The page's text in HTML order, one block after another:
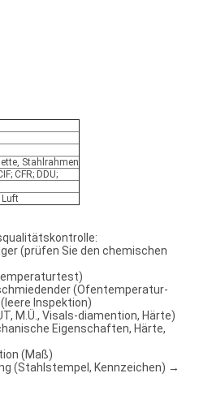
Stahlrahmen
CFR; DDU;
Luft
(prüfen Sie den chemischen
(Ofentemperatur-
Inspektion)
M.Ü., Visals-diamention, Härte)
Eigenschaften, Härte,
(Maß)
(Stahlstempel, Kennzeichen) →